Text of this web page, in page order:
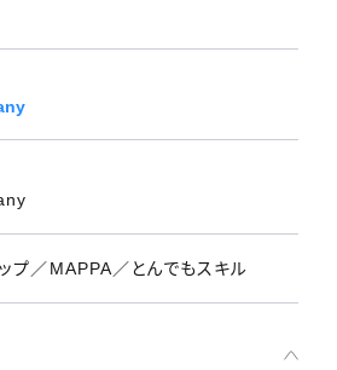
プ／MAPPA／とんでもスキル